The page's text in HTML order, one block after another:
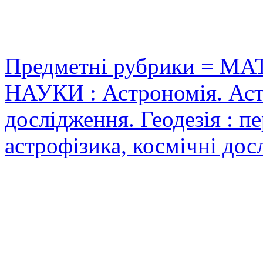
Предметні рубрики =
НАУКИ : Астрономія.
дослідження. Геодезія :
астрофізика, космічні